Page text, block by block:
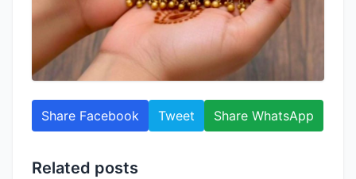
Share Facebook Tweet Share WhatsApp
Related posts